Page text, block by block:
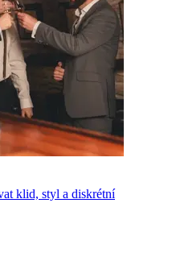
klid, styl a diskrétní